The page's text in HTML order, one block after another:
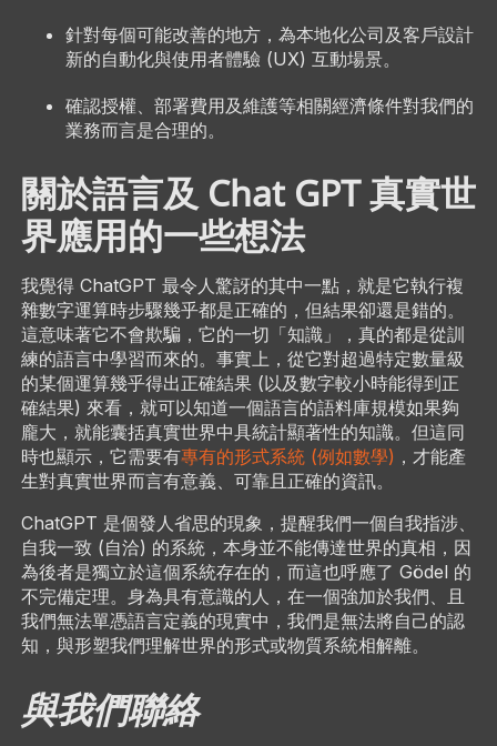
針對每個可能改善的地方，為本地化公司及客戶設計
新的自動化與使用者體驗 (UX) 互動場景。
確認授權、部署費用及維護等相關經濟條件對我們的
業務而言是合理的。
關於語言及 Chat GPT 真實世
界應用的一些想法
我覺得 ChatGPT 最令人驚訝的其中一點，就是它執行複
雜數字運算時步驟幾乎都是正確的，但結果卻還是錯的。
這意味著它不會欺騙，它的一切「知識」，真的都是從訓
練的語言中學習而來的。事實上，從它對超過特定數量級
的某個運算幾乎得出正確結果 (以及數字較小時能得到正
確結果) 來看，就可以知道一個語言的語料庫規模如果夠
龐大，就能囊括真實世界中具統計顯著性的知識。但這同
時也顯示，它需要有專有的形式系統 (例如數學) ，才能產
生對真實世界而言有意義、可靠且正確的資訊。
ChatGPT 是個發人省思的現象，提醒我們一個自我指涉、
自我一致 (自洽) 的系統，本身並不能傳達世界的真相，因
為後者是獨立於這個系統存在的，而這也呼應了 Gödel 的
不完備定理。身為具有意識的人，在一個強加於我們、且
我們無法單憑語言定義的現實中，我們是無法將自己的認
知，與形塑我們理解世界的形式或物質系統相解離。
與我們聯絡